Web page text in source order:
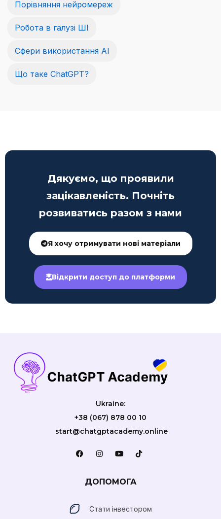
Порівняння нейромереж
Робота в галузі ШІ
Сфери використання AI
Що таке ChatGPT?
Дякуємо, що проявили
зацікавленість. Почніть
розвиватись разом з нами
Я хочу отримувати нові матеріали
Відкрити доступ до платформи
Ukraine:
+38 (067) 878 00 10
start@chatgptacademy.online
ДОПОМОГА
Стати інвестором